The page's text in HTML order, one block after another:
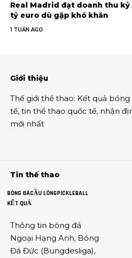
Real Madrid đạt doanh thu kỷ
tỷ euro dù gặp khó khăn
1 TUẦN AGO
Giới thiệu
Thế giới thể thao: Kết quả bóng
tế, tin thể thao quốc tế, nhận
mới nhất
Tin thế thao
BÓNG ĐÁCẦU LÔNGPICKLEBALL
KẾT QUẢ
Thông tin bóng đá
Ngoại Hạng Anh, Bóng
Đá Đức (Bungdesliga),